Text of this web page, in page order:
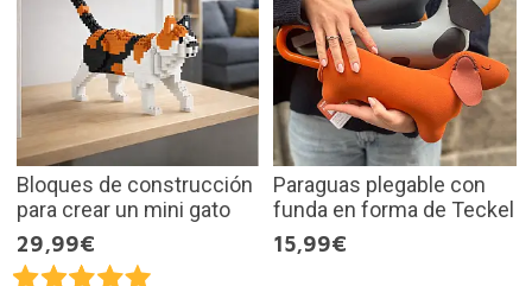
Bloques de construcción
para crear un mini gato
29,99€
Paraguas plegable con
funda en forma de Teckel
15,99€